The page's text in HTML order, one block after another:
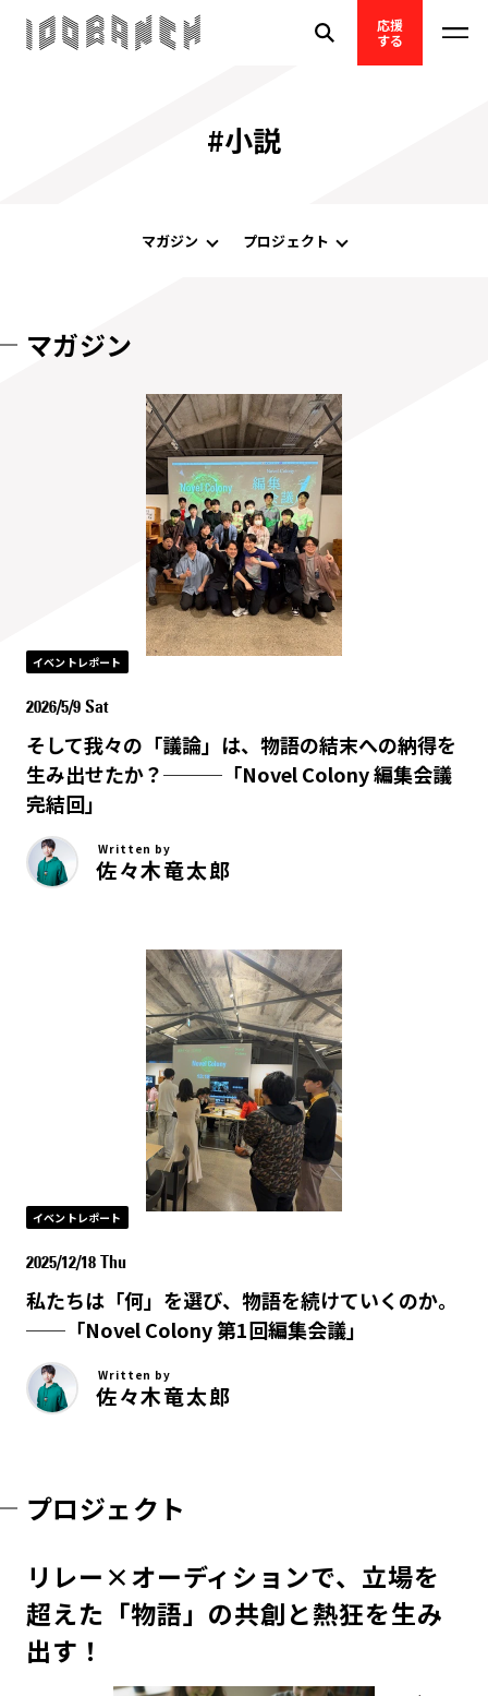
応援
する
#小説
マガジン プロジェクト
マガジン
イベントレポート
2026/5/9 Sat
そして我々の「議論」は、物語の結末への納得を
生み出せたか？───「Novel Colony 編集会議
完結回」
Written by
佐々木竜太郎
イベントレポート
2025/12/18 Thu
私たちは「何」を選び、物語を続けていくのか。
──「Novel Colony 第1回編集会議」
Written by
佐々木竜太郎
プロジェクト
リレー×オーディションで、立場を
超えた「物語」の共創と熱狂を生み
出す！